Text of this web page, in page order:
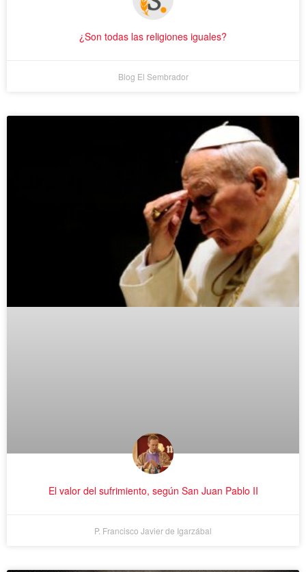
¿Son todas las religiones iguales?
Blog El Sembrador
El valor del sufrimiento, según San Juan Pablo II
P. Francisco Javier de Igarzábal